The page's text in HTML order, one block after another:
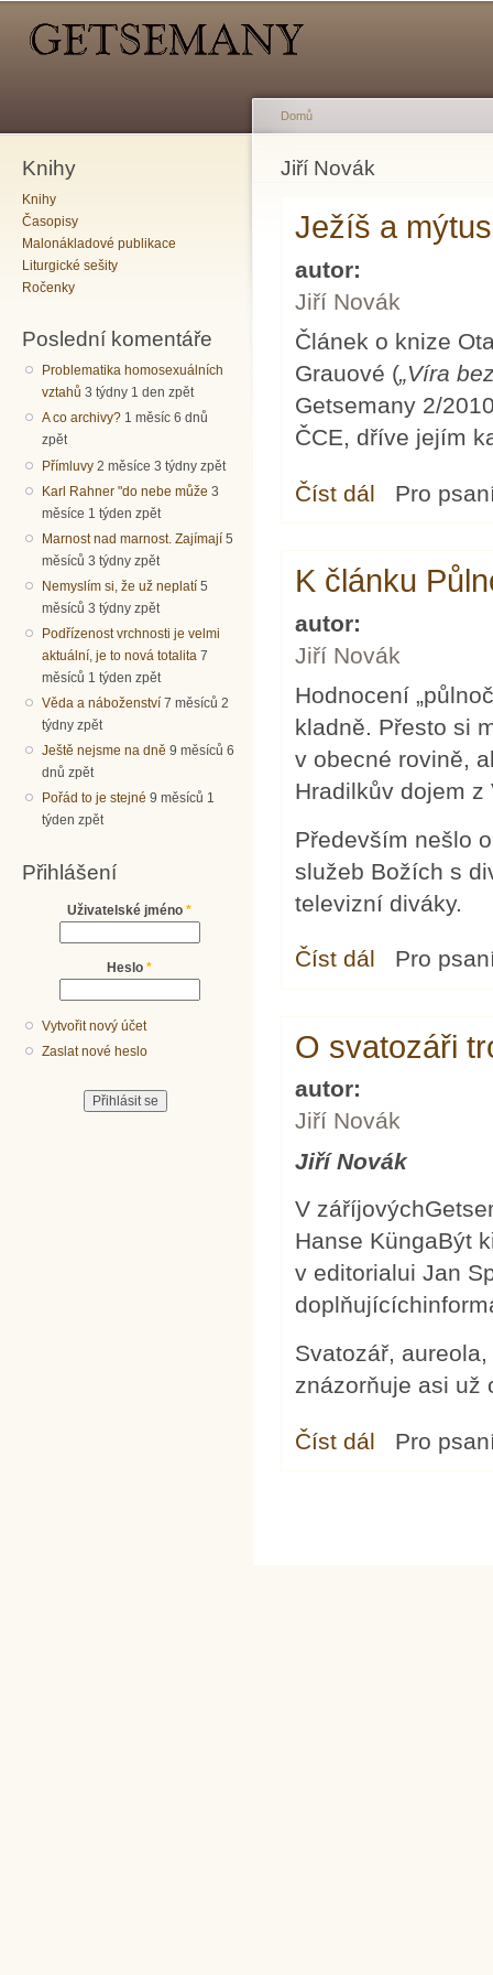
Knihy
Knihy
Časopisy
Malonákladové publikace
Liturgické sešity
Ročenky
Poslední komentáře
Problematika homosexuálních
vztahů 3 týdny 1 den zpět
A co archivy? 1 měsíc 6 dnů
zpět
Přímluvy 2 měsíce 3 týdny zpět
Karl Rahner "do nebe může 3
měsíce 1 týden zpět
Marnost nad marnost. Zajímají 5
měsíců 3 týdny zpět
Nemyslím si, že už neplatí 5
měsíců 3 týdny zpět
Podřízenost vrchnosti je velmi
aktuální, je to nová totalita 7
měsíců 1 týden zpět
Věda a náboženství 7 měsíců 2
týdny zpět
Ještě nejsme na dně 9 měsíců 6
dnů zpět
Pořád to je stejné 9 měsíců 1
týden zpět
Přihlášení
Uživatelské jméno *
Heslo *
Vytvořit nový účet
Zaslat nové heslo
Jste zde
Domů
Jiří Novák
Ježíš a
autor:
Jiří Novák
Článek o knize
Grauové („Víra
Getsemany 2/
ČCE, dříve jejím
Číst dál Ježíš a mýtus o
Pro
K článku
autor:
Jiří Novák
Hodnocení
kladně. Přesto si
v obecné rovině,
Hradilkův dojem z
Především nešlo
služeb Božích s
televizní diváky.
Číst dál K článku Půlnoční
Pro
O svatozáři
autor:
Jiří Novák
Jiří Novák
V
Hanse KüngaBýt
v editorialui Jan
Svatozář,
znázorňuje asi už
Číst dál O svatozáři trochu
Pro